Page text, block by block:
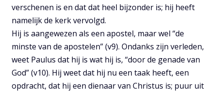
verschenen is en dat dat heel bijzonder is; hij heeft
namelijk de kerk vervolgd.
Hij is aangewezen als een apostel, maar wel “de
minste van de apostelen” (v9). Ondanks zijn verleden,
weet Paulus dat hij is wat hij is, “door de genade van
God” (v10). Hij weet dat hij nu een taak heeft, een
opdracht, dat hij een dienaar van Christus is; puur uit